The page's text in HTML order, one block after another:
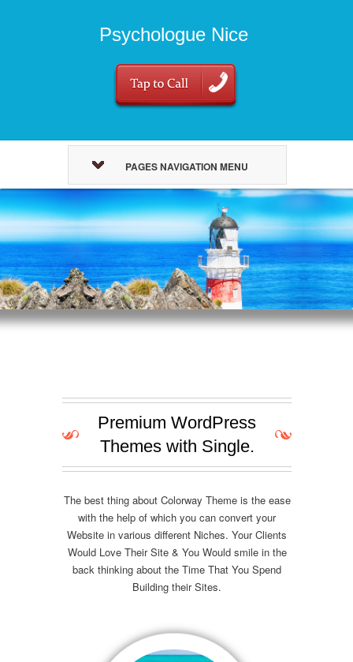
Psychologue Nice
PAGES NAVIGATION MENU
Premium WordPress
Themes with Single.
The best thing about Colorway Theme is the ease
with the help of which you can convert your
Website in various different Niches. Your Clients
Would Love Their Site & You Would smile in the
back thinking about the Time That You Spend
Building their Sites.